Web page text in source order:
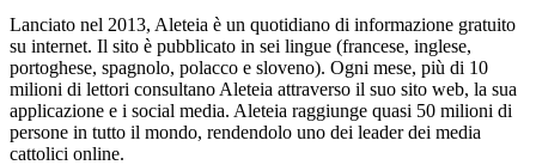
Lanciato nel 2013, Aleteia è un quotidiano di informazione gratuito
su internet. Il sito è pubblicato in sei lingue (francese, inglese,
portoghese, spagnolo, polacco e sloveno). Ogni mese, più di 10
milioni di lettori consultano Aleteia attraverso il suo sito web, la sua
applicazione e i social media. Aleteia raggiunge quasi 50 milioni di
persone in tutto il mondo, rendendolo uno dei leader dei media
cattolici online.